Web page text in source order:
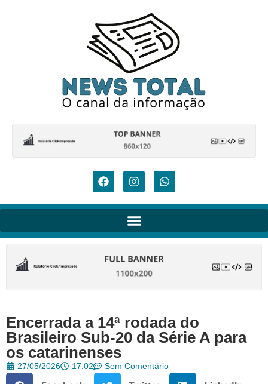
Encerrada a 14ª rodada do
Brasileiro Sub-20 da Série A para
os catarinenses
27/05/2026 17:02 Sem Comentário